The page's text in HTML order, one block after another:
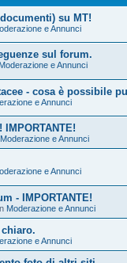
su MT!
e Annunci
sul forum.
Moderazione e Annunci
- cosa è possibile
e Annunci
Moderazione e Annunci
e Annunci
- IMPORTANTE!
Moderazione e Annunci
e Annunci